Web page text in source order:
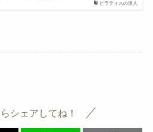
ピラティスの達人
シェアしてね！